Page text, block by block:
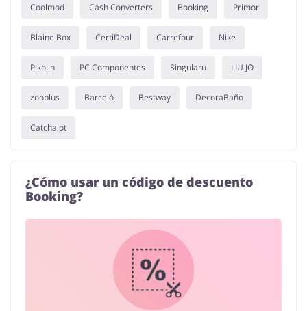
Coolmod Cash Converters Booking Primor
Blaine Box CertiDeal Carrefour Nike
Pikolin PC Componentes Singularu LIU JO
zooplus Barceló Bestway DecoraBaño
Catchalot
¿Cómo usar un código de descuento
Booking?